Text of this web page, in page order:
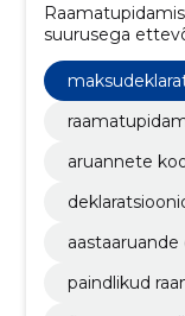
suurusega
uutele ja
aruannete
paindlikud